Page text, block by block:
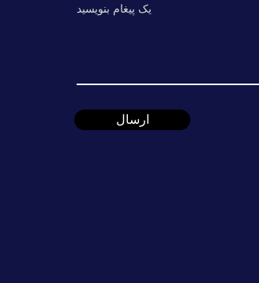
یک پیغام بنویسید
ارسال